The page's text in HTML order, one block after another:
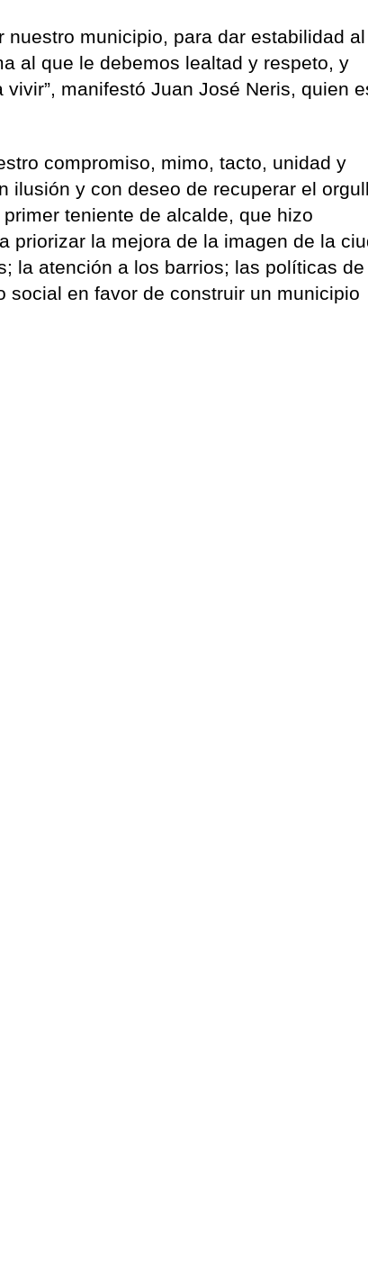
nuestro municipio, para dar estabilidad al
al que le debemos lealtad y respeto, y
manifestó Juan José Neris, quien
compromiso, mimo, tacto, unidad y
ilusión y con deseo de recuperar el
teniente de alcalde, que hizo
priorizar la mejora de la imagen de la
la atención a los barrios; las políticas de
en favor de construir un municipio